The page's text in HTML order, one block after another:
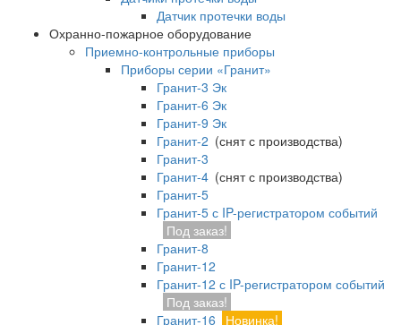
Датчик протечки воды
Охранно-пожарное оборудование
Приемно-контрольные приборы
Приборы серии «Гранит»
Гранит-3 Эк
Гранит-6 Эк
Гранит-9 Эк
Гранит-2 (снят с производства)
Гранит-3
Гранит-4 (снят с производства)
Гранит-5
Гранит-5 с IP-регистратором событий
Под заказ!
Гранит-8
Гранит-12
Гранит-12 с IP-регистратором событий
Под заказ!
Гранит-16
Новинка!